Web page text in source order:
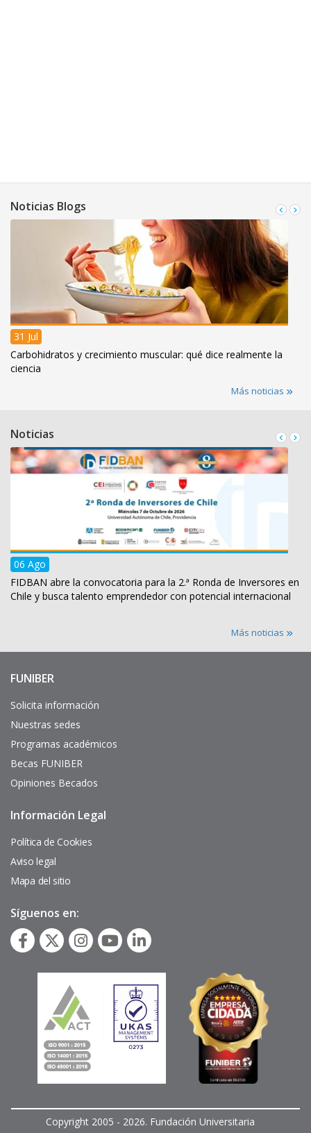
Noticias Blogs
31 Jul
Carbohidratos y crecimiento muscular: qué dice realmente la
ciencia
Más noticias
Noticias
06 Ago
FIDBAN abre la convocatoria para la 2.ª Ronda de Inversores en
Chile y busca talento emprendedor con potencial internacional
Más noticias
Enlaces
interés
FUNIBER
Solicita información
Nuestras sedes
Programas académicos
Becas FUNIBER
Opiniones Becados
Pie
página
Información Legal
Política de Cookies
Aviso legal
Mapa del sitio
Síguenos en:
Copyright 2005 - 2026. Fundación Universitaria